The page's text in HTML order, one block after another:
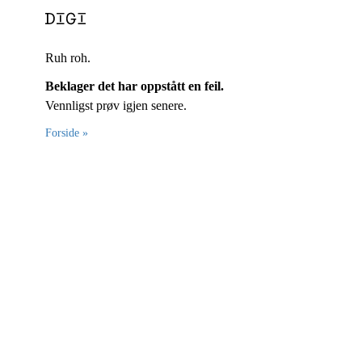
Ruh roh.
Beklager det har oppstått en feil.
Vennligst prøv igjen senere.
Forside »